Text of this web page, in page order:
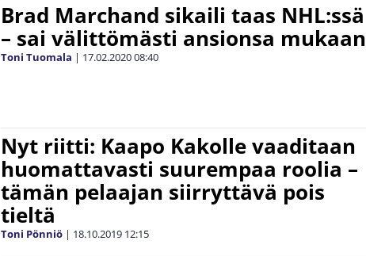
Brad Marchand sikaili taas NHL:ssä
– sai välittömästi ansionsa mukaan
Toni Tuomala | 17.02.202008:40
Nyt riitti: Kaapo Kakolle vaaditaan
huomattavasti suurempaa roolia –
tämän pelaajan siirryttävä pois
tieltä
Toni Pönniö | 18.10.2019 12:15